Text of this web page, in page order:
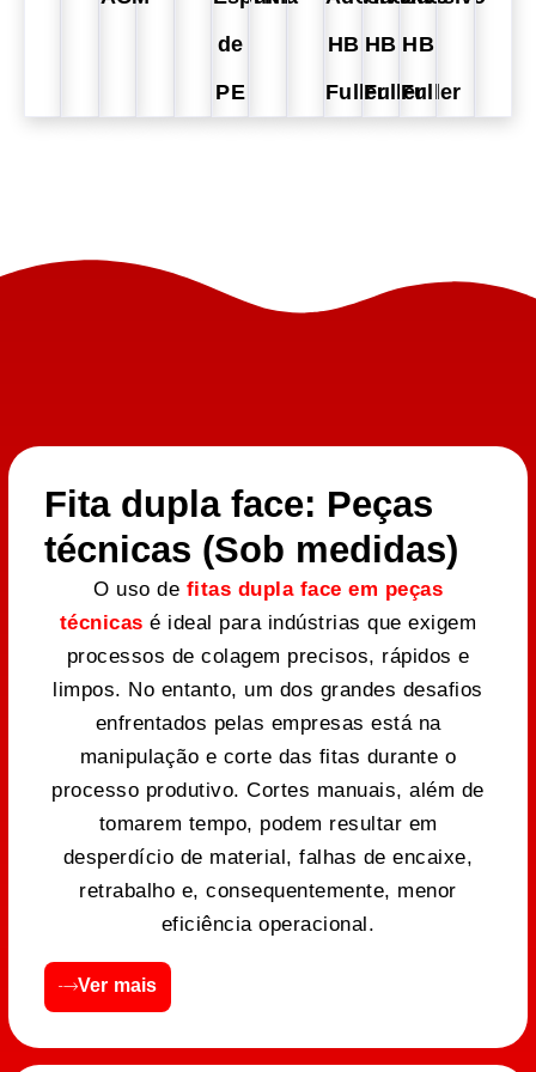
de
PE
HB
Fuller
HB
Fuller
HB
Fuller
Fita dupla face: Peças
técnicas (Sob medidas)
O uso de fitas dupla face em peças
técnicas é ideal para indústrias que exigem
processos de colagem precisos, rápidos e
limpos. No entanto, um dos grandes desafios
enfrentados pelas empresas está na
manipulação e corte das fitas durante o
processo produtivo. Cortes manuais, além de
tomarem tempo, podem resultar em
desperdício de material, falhas de encaixe,
retrabalho e, consequentemente, menor
eficiência operacional.
Ver mais